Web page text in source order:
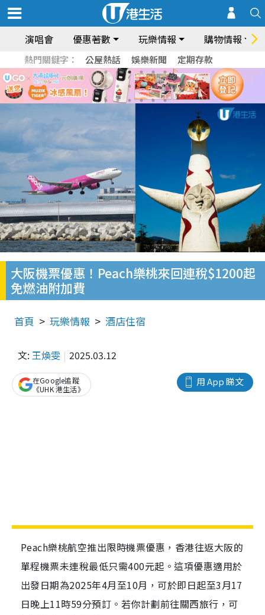
演唱會 優惠著數 玩樂情報 購物情報
熱門關鍵字： 公屋熱話 娛樂新聞 定期存款
大阪機票優惠！Peach樂桃來回連稅$1200起
免燃油附加費
首頁 玩樂情報 酒店住宿
文: 王煥雯 2025.03.12
用 App 睇文
在Google追蹤
《UHK 港生活》
Peach樂桃航空推出限時機票優惠，香港往返大阪的
單程機票未連稅最低只需400元起。這項優惠適用於
出發日期為2025年4月至10月，可於即日起至3月17
日晚上11時59分預訂。若你計劃前往關西旅行，可